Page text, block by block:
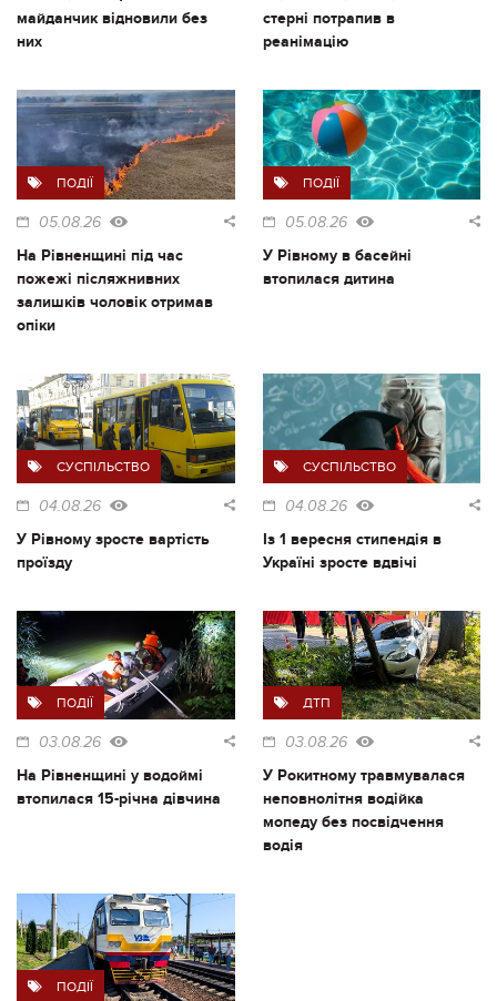
майданчик відновили без
них
стерні потрапив в
реанімацію
ПОДІЇ
05.08.26
На Рівненщині під час
пожежі післяжнивних
залишків чоловік отримав
опіки
ПОДІЇ
05.08.26
У Рівному в басейні
втопилася дитина
СУСПІЛЬСТВО
04.08.26
У Рівному зросте вартість
проїзду
СУСПІЛЬСТВО
04.08.26
Із 1 вересня стипендія в
Україні зросте вдвічі
ПОДІЇ
03.08.26
На Рівненщині у водоймі
втопилася 15-річна дівчина
ДТП
03.08.26
У Рокитному травмувалася
неповнолітня водійка
мопеду без посвідчення
водія
ПОДІЇ